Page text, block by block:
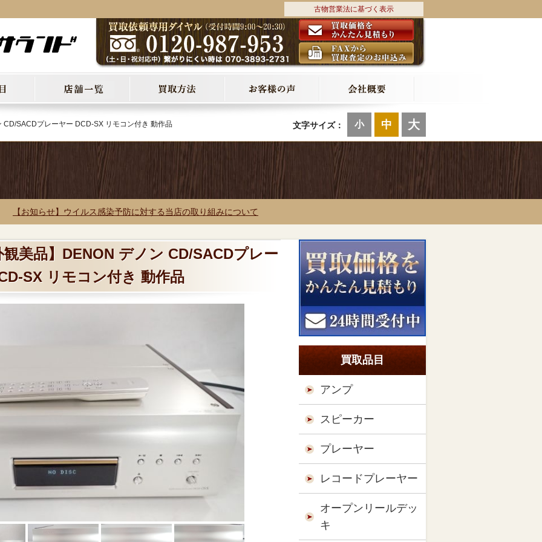
古物営業法に基づく表示
文字サイズ： 小 中 大
CD/SACDプレーヤー DCD-SX リモコン付き 動作品
【お知らせ】ウイルス感染予防に対する当店の取り組みについて
美品】DENON デノン CD/SACDプレー
SX リモコン付き 動作品
買取品目
アンプ
スピーカー
プレーヤー
レコードプレーヤー
オープンリールデッ
キ